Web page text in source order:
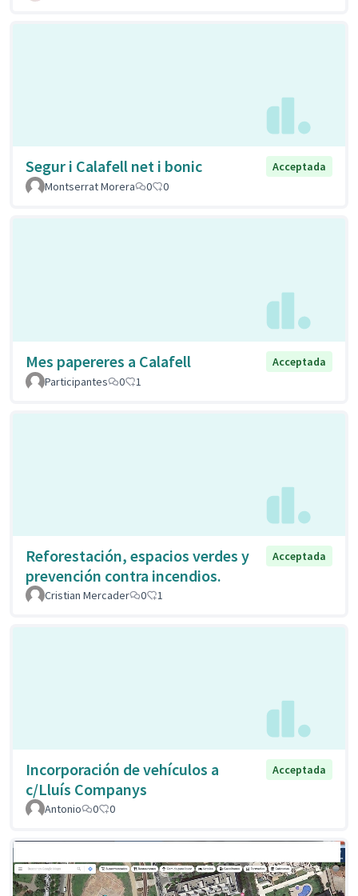
Segur i Calafell net i bonic
Acceptada
Montserrat Morera
0 0
Mes papereres a Calafell
Acceptada
Participantes
0 1
Reforestación, espacios verdes y
prevención contra incendios.
Acceptada
Cristian Mercader 0 1
Incorporación de vehículos a
c/Lluís Companys
Acceptada
Antonio 0 0